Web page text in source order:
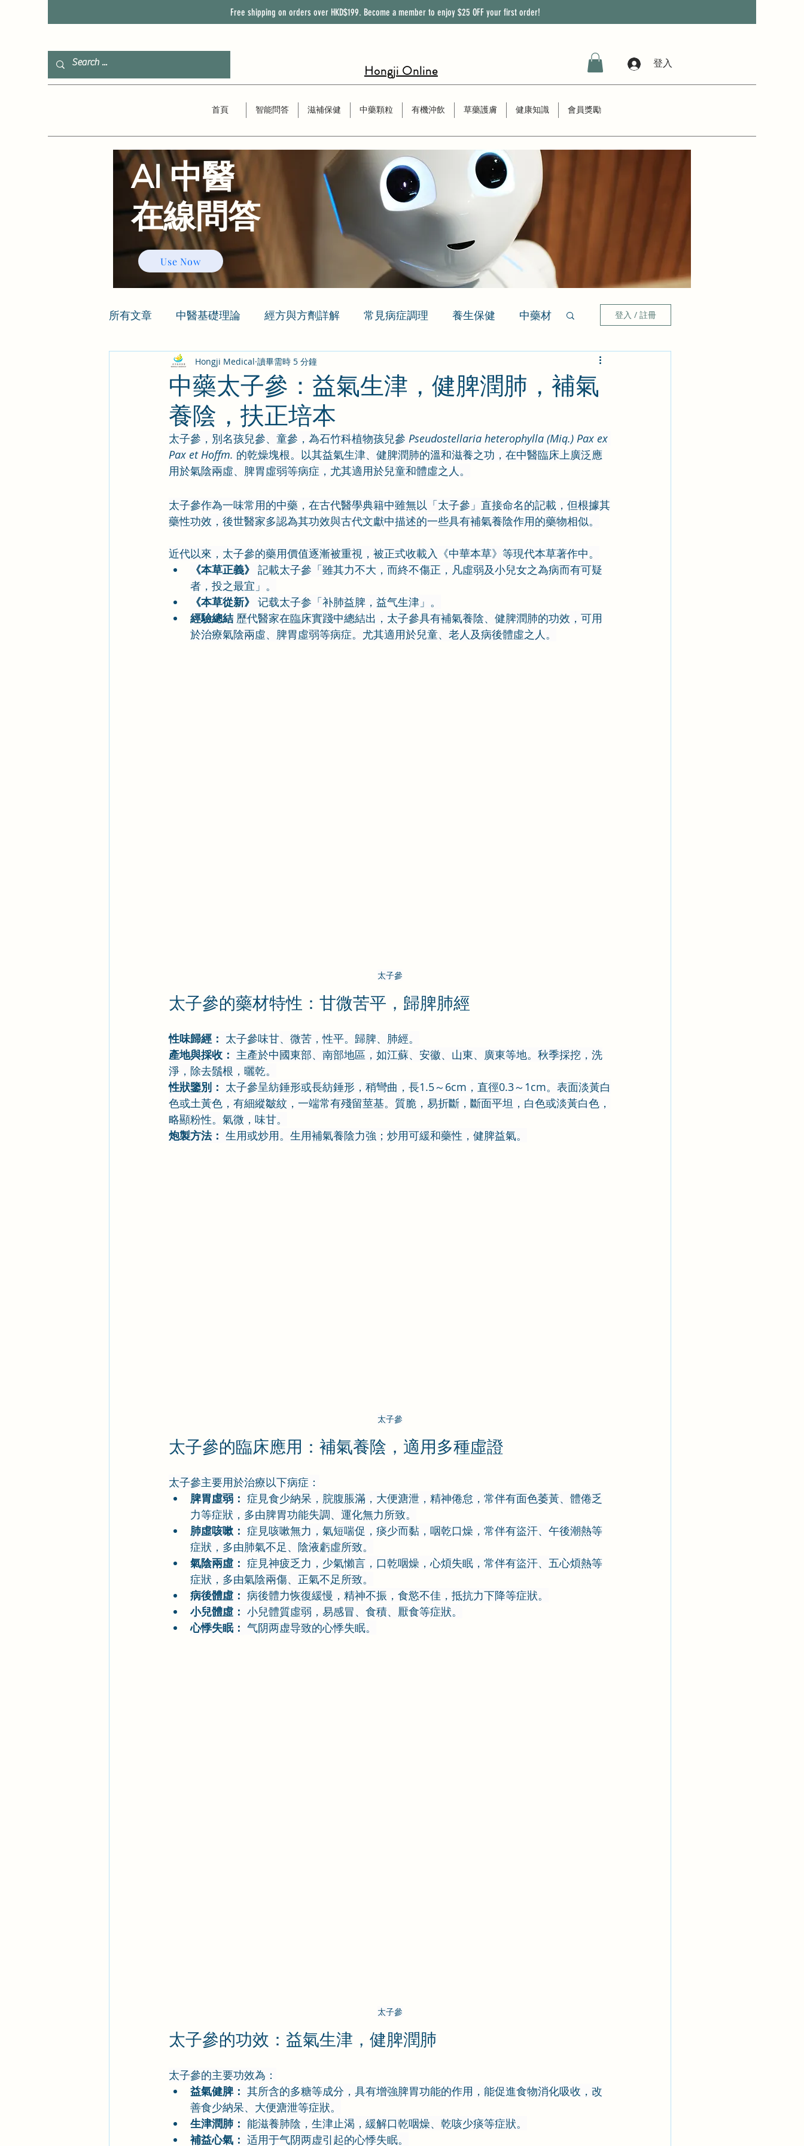
Free shipping on orders over HKD$199. Become a member to enjoy $25 OFF your first order!
Hongji Online 登入
首頁 智能問答 滋補保健 中藥顆粒 有機沖飲 草藥護膚 健康知識 會員獎勵
所有文章 中醫基礎理論 經方與方劑詳解 常見病症調理 養生保健 中藥材 登入 / 註冊
中藥太子參：益氣生津，健脾潤肺，補氣
養陰，扶正培本
Hongji Medical 讀畢需時 5 分鐘
太子參，別名孩兒參、童參，為石竹科植物孩兒參 Pseudostellaria heterophylla (Miq.) Pax ex
Pax et Hoffm. 的乾燥塊根。以其益氣生津、健脾潤肺的溫和滋養之功，在中醫臨床上廣泛應
用於氣陰兩虛、脾胃虛弱等病症，尤其適用於兒童和體虛之人。
太子參作為一味常用的中藥，在古代醫學典籍中雖無以「太子參」直接命名的記載，但根據其
藥性功效，後世醫家多認為其功效與古代文獻中描述的一些具有補氣養陰作用的藥物相似。
近代以來，太子參的藥用價值逐漸被重視，被正式收載入《中華本草》等現代本草著作中。
《本草正義》 記載太子參「雖其力不大，而終不傷正，凡虛弱及小兒女之為病而有可疑
者，投之最宜」。
《本草從新》 记载太子参「补肺益脾，益气生津」。
經驗總結 歷代醫家在臨床實踐中總結出，太子參具有補氣養陰、健脾潤肺的功效，可用
於治療氣陰兩虛、脾胃虛弱等病症。尤其適用於兒童、老人及病後體虛之人。
太子參
太子參的藥材特性：甘微苦平，歸脾肺經
性味歸經： 太子參味甘、微苦，性平。歸脾、肺經。
產地與採收： 主產於中國東部、南部地區，如江蘇、安徽、山東、廣東等地。秋季採挖，洗
淨，除去鬚根，曬乾。
性狀鑒別： 太子參呈紡錘形或長紡錘形，稍彎曲，長1.5～6cm，直徑0.3～1cm。表面淡黃白
色或土黃色，有細縱皺紋，一端常有殘留莖基。質脆，易折斷，斷面平坦，白色或淡黃白色，
略顯粉性。氣微，味甘。
炮製方法： 生用或炒用。生用補氣養陰力強；炒用可緩和藥性，健脾益氣。
太子參
太子參的臨床應用：補氣養陰，適用多種虛證
太子參主要用於治療以下病症：
脾胃虛弱： 症見食少納呆，脘腹脹滿，大便溏泄，精神倦怠，常伴有面色萎黃、體倦乏
力等症狀，多由脾胃功能失調、運化無力所致。
肺虛咳嗽： 症見咳嗽無力，氣短喘促，痰少而黏，咽乾口燥，常伴有盜汗、午後潮熱等
症狀，多由肺氣不足、陰液虧虛所致。
氣陰兩虛： 症見神疲乏力，少氣懶言，口乾咽燥，心煩失眠，常伴有盜汗、五心煩熱等
症狀，多由氣陰兩傷、正氣不足所致。
病後體虛： 病後體力恢復緩慢，精神不振，食慾不佳，抵抗力下降等症狀。
小兒體虛： 小兒體質虛弱，易感冒、食積、厭食等症狀。
心悸失眠： 气阴两虚导致的心悸失眠。
太子參
太子參的功效：益氣生津，健脾潤肺
太子參的主要功效為：
益氣健脾： 其所含的多糖等成分，具有增強脾胃功能的作用，能促進食物消化吸收，改
善食少納呆、大便溏泄等症狀。
生津潤肺： 能滋養肺陰，生津止渴，緩解口乾咽燥、乾咳少痰等症狀。
補益心氣： 适用于气阴两虚引起的心悸失眠。
Use Now
AI 中醫
​在線問答